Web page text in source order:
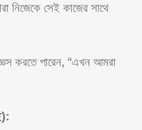
নিজেকে সেই কাজের সাথে
করতে পারেন, “এখন আমরা